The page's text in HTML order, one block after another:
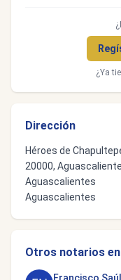
¿Ya
Dirección
Héroes de
20000,
Aguascalientes
Aguascalientes
Otros notarios